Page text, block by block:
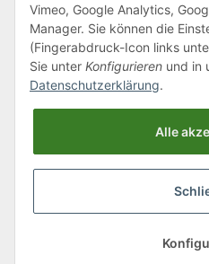
Klagenfurter Straße 29
9556 Liebenfels
Montag bis Donnerstag: 8:00 bis
Freitag: 8:00 bis 12:00 Uhr
Tel.:0043 (0) 4262 50900
office@cncshop.at
* Alle Preise inkl. gesetzlicher USt., zzgl.
Vimeo, Google Analytics,
Manager. Sie können die
(Fingerabdruck-Icon links
Sie unter Konfigurieren und in
Datenschutzerklärung.
Alle